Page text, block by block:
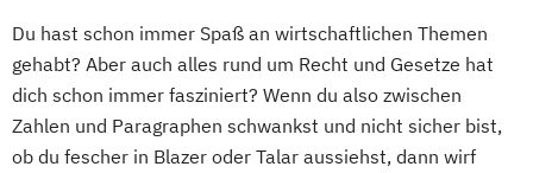
Du hast schon immer Spaß an wirtschaftlichen Themen
gehabt? Aber auch alles rund um Recht und Gesetze hat
dich schon immer fasziniert? Wenn du also zwischen
Zahlen und Paragraphen schwankst und nicht sicher bist,
ob du fescher in Blazer oder Talar aussiehst, dann wirf